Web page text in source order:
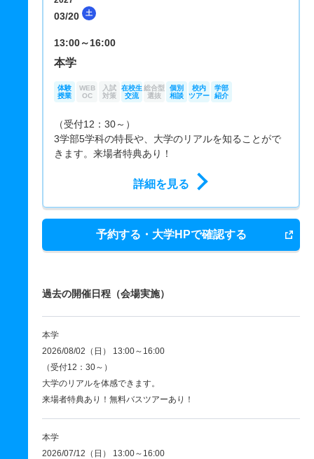
03/20 土
13:00～16:00
本学
体験
授業
WEB
OC
入試
対策
在校生
交流
総合型
選抜
個別
相談
校内
ツアー
学部
紹介
（受付12：30～）
3学部5学科の特長や、大学のリアルを知ることがで
きます。来場者特典あり！
詳細を見る
予約する・大学HPで確認する
過去の開催日程（会場実施）
本学
2026/08/02（日） 13:00～16:00
（受付12：30～）
大学のリアルを体感できます。
来場者特典あり！無料バスツアーあり！
本学
2026/07/12（日） 13:00～16:00